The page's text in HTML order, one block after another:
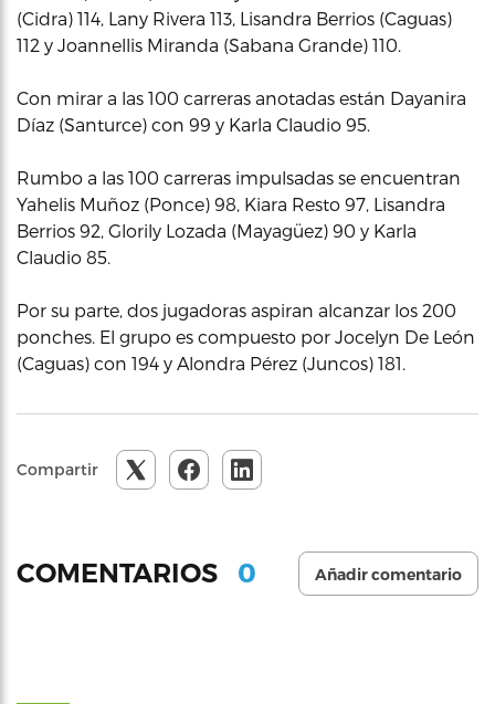
(Cidra) 114, Lany Rivera 113, Lisandra Berrios (Caguas)
112 y Joannellis Miranda (Sabana Grande) 110.
Con mirar a las 100 carreras anotadas están Dayanira
Díaz (Santurce) con 99 y Karla Claudio 95.
Rumbo a las 100 carreras impulsadas se encuentran
Yahelis Muñoz (Ponce) 98, Kiara Resto 97, Lisandra
Berrios 92, Glorily Lozada (Mayagüez) 90 y Karla
Claudio 85.
Por su parte, dos jugadoras aspiran alcanzar los 200
ponches. El grupo es compuesto por Jocelyn De León
(Caguas) con 194 y Alondra Pérez (Juncos) 181.
Compartir
COMENTARIOS 0 Añadir comentario